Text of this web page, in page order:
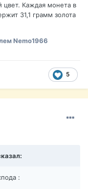
Каждая монета в
31,1 грамм золота
Nemo1966
5
: